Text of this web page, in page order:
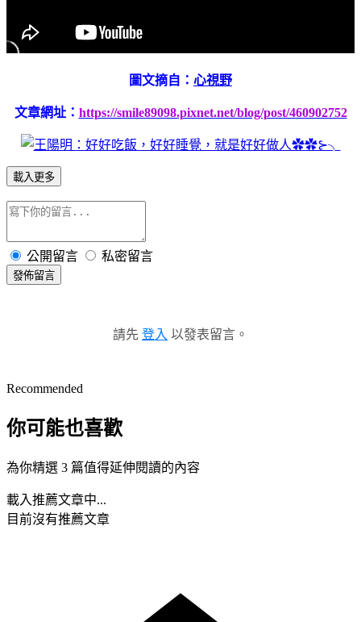
圖文摘自： 心視野
文章網址： https://smile89098.pixnet.net/blog/post/460902752
載入更多
公開留言 私密留言
發佈留言
請先 登入 以發表留言。
Recommended
你可能也喜歡
為你精選 3 篇值得延伸閱讀的內容
載入推薦文章中...
目前沒有推薦文章